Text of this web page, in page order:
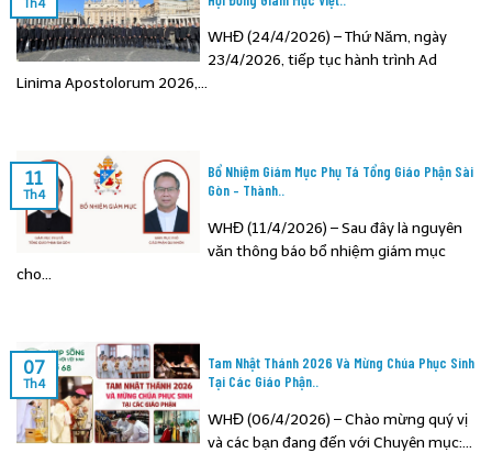
WHĐ (24/4/2026) – Thứ Năm, ngày
23/4/2026, tiếp tục hành trình Ad
Linima Apostolorum 2026,...
Bổ Nhiệm Giám Mục Phụ Tá Tổng Giáo Phận Sài
Gòn – Thành..
WHĐ (11/4/2026) – Sau đây là nguyên
văn thông báo bổ nhiệm giám mục
cho...
11
Th4
Tam Nhật Thánh 2026 Và Mừng Chúa Phục Sinh
Tại Các Giáo Phận..
WHĐ (06/4/2026) – Chào mừng quý vị
và các bạn đang đến với Chuyên mục:...
07
Th4